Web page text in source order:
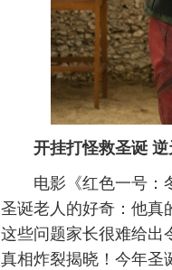
开挂打怪救圣诞
电影《红色一号：
圣诞老人的好奇：他
这些问题家长很难给出
真相炸裂揭晓！今年圣